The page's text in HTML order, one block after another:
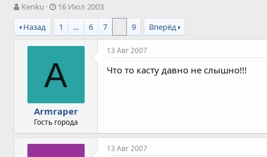
А
в
т
о
Kenku
Д
а
т
а
н
ч
а
а
16 Июл 2003
Назад
1 ... 6 7 9 Вперёд
A
Armraper
Гость города
13 Авг 2007
Что то касту давно не слышно!!!
13 Авг 2007